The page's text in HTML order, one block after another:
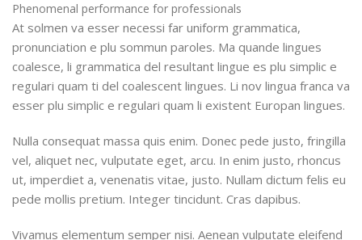
Phenomenal performance for professionals
At solmen va esser necessi far uniform grammatica,
pronunciation e plu sommun paroles. Ma quande lingues
coalesce, li grammatica del resultant lingue es plu simplic e
regulari quam ti del coalescent lingues. Li nov lingua franca va
esser plu simplic e regulari quam li existent Europan lingues.
Nulla consequat massa quis enim. Donec pede justo, fringilla
vel, aliquet nec, vulputate eget, arcu. In enim justo, rhoncus
ut, imperdiet a, venenatis vitae, justo. Nullam dictum felis eu
pede mollis pretium. Integer tincidunt. Cras dapibus.
Vivamus elementum semper nisi. Aenean vulputate eleifend